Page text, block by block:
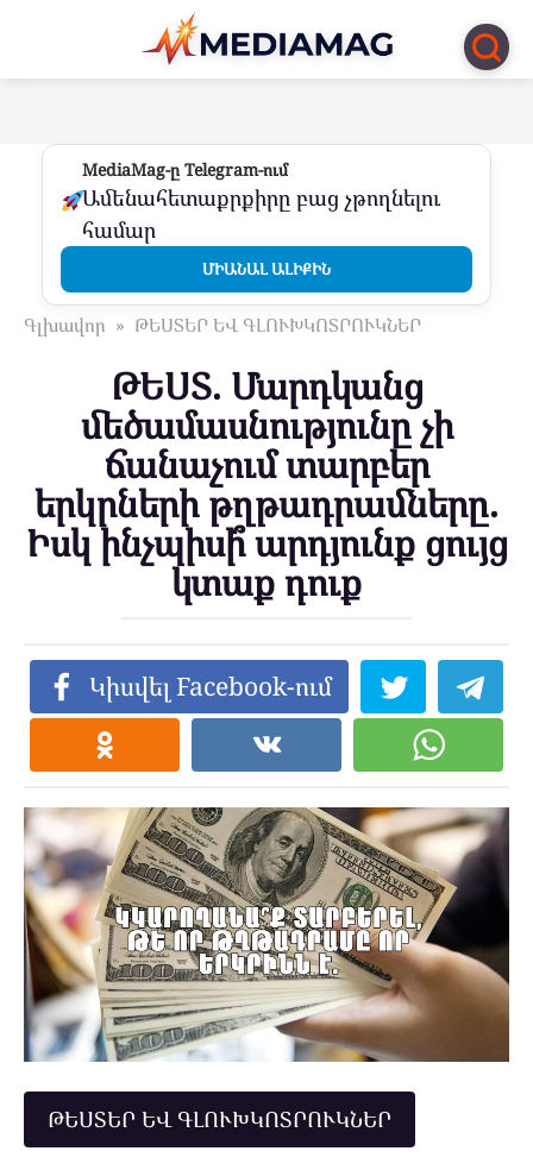
Перейти
контенту
MediaMag-ը Telegram-ում
Ամենահետաքրքիրը բաց չթողնելու
համար
ՄԻԱՆԱԼ ԱԼԻՔԻՆ
Գլխավոր » ԹԵՍՏԵՐ ԵՎ ԳԼՈՒԽԿՈՏՐՈՒԿՆԵՐ
ԹԵՍՏ. Մարդկանց
մեծամասնությունը չի
ճանաչում տարբեր
երկրների թղթադրամները.
Իսկ ինչպիսի՞ արդյունք ցույց
կտաք դուք
Կիսվել Facebook-ում
ԹԵՍՏԵՐ ԵՎ ԳԼՈՒԽԿՈՏՐՈՒԿՆԵՐ